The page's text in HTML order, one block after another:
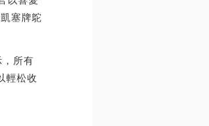
塞牌鴕
所有
輕松收